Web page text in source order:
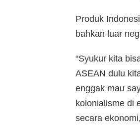
Produk
bahkan luar
“Syukur kita
ASEAN dulu
enggak mau
kolonialisme di
secara